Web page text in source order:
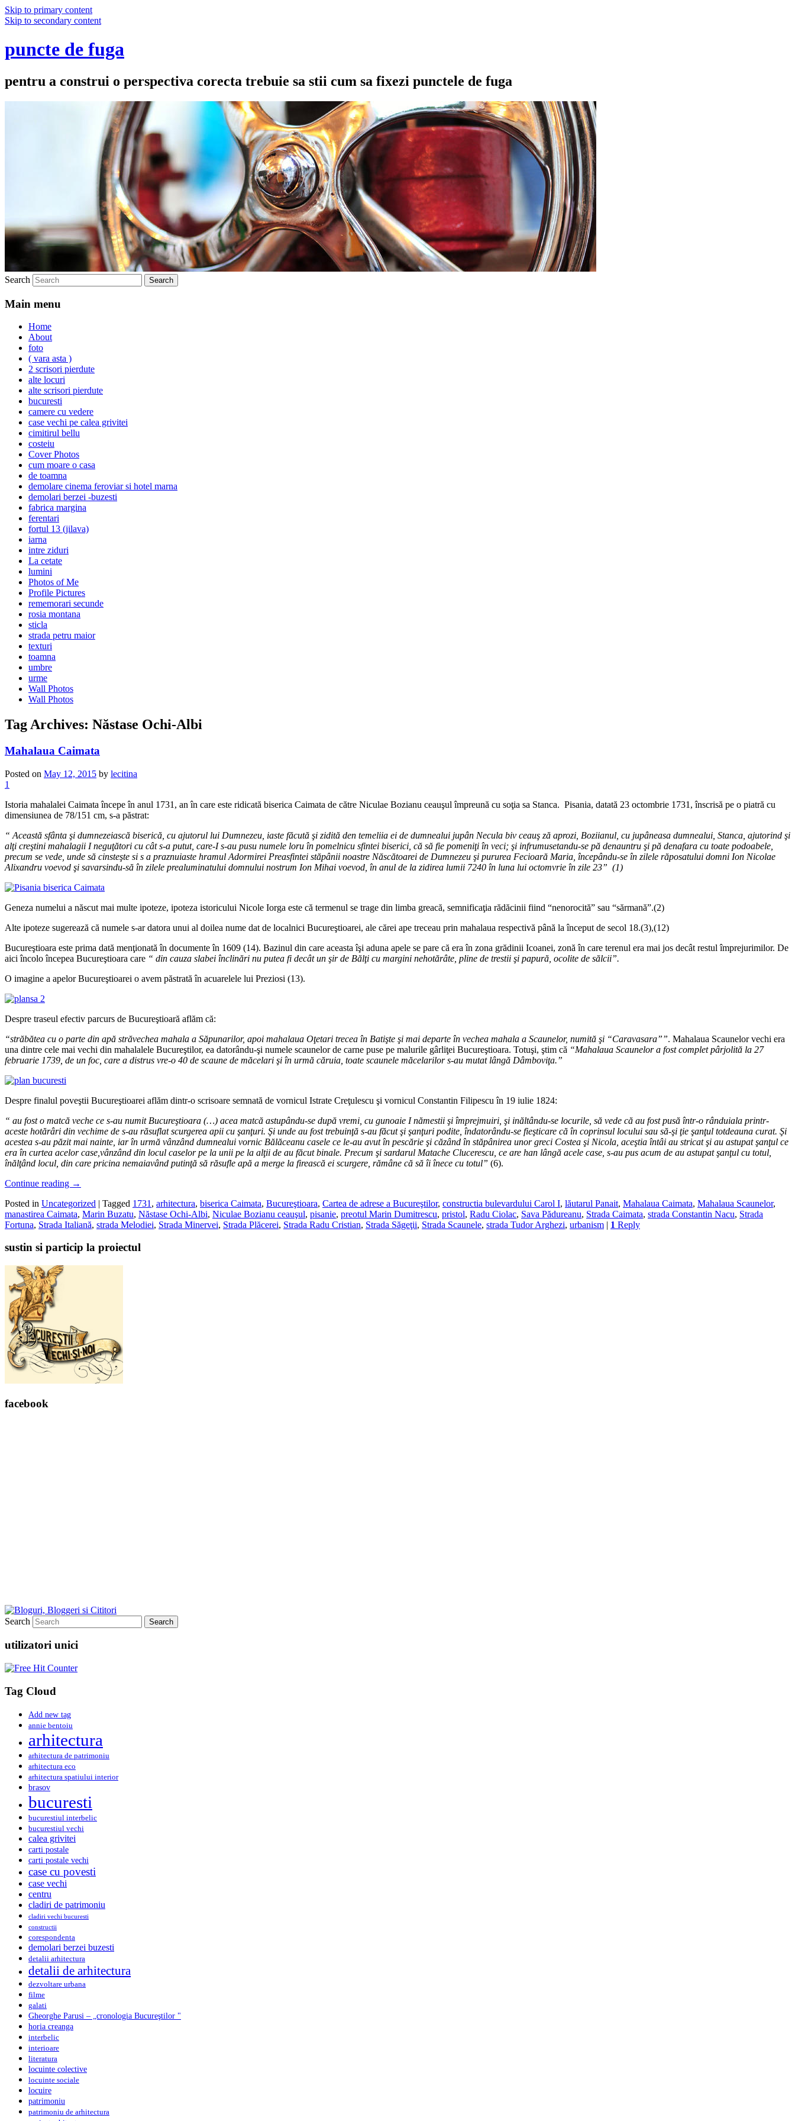
Skip to primary content
Skip to secondary content
puncte de fuga
pentru a construi o perspectiva corecta trebuie sa stii cum sa fixezi punctele de fuga
Search
Main menu
Home
About
foto
( vara asta )
2 scrisori pierdute
alte locuri
alte scrisori pierdute
bucuresti
camere cu vedere
case vechi pe calea grivitei
cimitirul bellu
costeiu
Cover Photos
cum moare o casa
de toamna
demolare cinema feroviar si hotel marna
demolari berzei -buzesti
fabrica margina
ferentari
fortul 13 (jilava)
iarna
intre ziduri
La cetate
lumini
Photos of Me
Profile Pictures
rememorari secunde
rosia montana
sticla
strada petru maior
texturi
toamna
umbre
urme
Wall Photos
Wall Photos
Tag Archives: Năstase Ochi-Albi
Mahalaua Caimata
Posted on May 12, 2015 by lecitina
1
Istoria mahalalei Caimata începe în anul 1731, an în care este ridicată biserica Caimata de către Niculae Bozianu ceauşul împreună cu soţia sa Stanca. Pisania, datată 23 octombrie 1731, înscrisă pe o piatră cu
dimensiunea de 78/151 cm, s-a păstrat:
“ Această sfânta şi dumnezeiască biserică, cu ajutorul lui Dumnezeu, iaste făcută şi zidită den temeliia ei de dumnealui jupân Necula biv ceauş ză aprozi, Boziianul, cu jupâneasa dumnealui, Stanca, ajutorind şi
alţi creştini mahalagii I neguţători cu cât s-a putut, care-I s-au pusu numele loru în pomelnicu sfintei biserici, că să fie pomeniţi în veci; şi infrumusetandu-se pă denauntru şi pă denafara cu toate podoabele,
precum se vede, unde să cinsteşte si s a praznuiaste hramul Adormirei Preasfintei stăpânii noastre Născătoarei de Dumnezeu şi pururea Fecioară Maria, începându-se în zilele răposatului domni Ion Nicolae
Alixandru voevod şi savarsindu-să în zilele prealuminatului domnului nostrum Ion Mihai voevod, în anul de la zidirea lumii 7240 în luna lui octomvrie în zile 23” (1)
Geneza numelui a născut mai multe ipoteze, ipoteza istoricului Nicole Iorga este că termenul se trage din limba greacă, semnificaţia rădăcinii fiind “nenorocită” sau “sărmană”.(2)
Alte ipoteze sugerează că numele s-ar datora unui al doilea nume dat de localnici Bucureştioarei, ale cărei ape treceau prin mahalaua respectivă până la început de secol 18.(3),(12)
Bucureştioara este prima dată menţionată în documente în 1609 (14). Bazinul din care aceasta îşi aduna apele se pare că era în zona grădinii Icoanei, zonă în care terenul era mai jos decât restul împrejurimilor. De
aici încolo începea Bucureştioara care “ din cauza slabei înclinări nu putea fi decât un şir de Bălţi cu margini nehotărâte, pline de trestii şi papură, ocolite de sălcii”.
O imagine a apelor Bucureştioarei o avem păstrată în acuarelele lui Preziosi (13).
Despre traseul efectiv parcurs de Bucureştioară aflăm că:
“străbătea cu o parte din apă străvechea mahala a Săpunarilor, apoi mahalaua Oţetari trecea în Batişte şi mai departe în vechea mahala a Scaunelor, numită şi “Caravasara””. Mahalaua Scaunelor vechi era
una dintre cele mai vechi din mahalalele Bucureştilor, ea datorându-şi numele scaunelor de carne puse pe malurile gârliţei Bucureştioara. Totuşi, ştim că “Mahalaua Scaunelor a fost complet pârjolită la 27
februarie 1739, de un foc, care a distrus vre-o 40 de scaune de măcelari şi în urmă căruia, toate scaunele măcelarilor s-au mutat lângă Dâmboviţa.”
Despre finalul poveştii Bucureştioarei aflăm dintr-o scrisoare semnată de vornicul Istrate Creţulescu şi vornicul Constantin Filipescu în 19 iulie 1824:
“ au fost o matcă veche ce s-au numit Bucureştioara (…) acea matcă astupându-se după vremi, cu gunoaie I nămestii şi împrejmuiri, şi inăltându-se locurile, să vede că au fost pusă într-o rânduiala printr-
aceste hotărâri din vechime de s-au răsuflat scurgerea apii cu şanţuri. Şi unde au fost trebuinţă s-au făcut şi şanţuri podite, îndatorându-se fieşticare că în coprinsul locului sau să-şi ţie şanţul totdeauna curat. Şi
acestea s-au păzit mai nainte, iar în urmă vânzând dumnealui vornic Bălăceanu casele ce le-au avut în pescărie şi căzând în stăpânirea unor greci Costea şi Nicola, aceştia întâi au stricat şi au astupat şanţul ce
era în curtea acelor case,vânzând din locul caselor pe la unii pe la alţii de au făcut binale. Precum şi sardarul Matache Clucerescu, ce are han lângă acele case, s-au pus acum de au astupat şanţul cu totul,
înălţând locul, din care pricina nemaiavând putinţă să răsufle apă a merge la firească ei scurgere, rămâne că să îi înece cu totul” (6).
Continue reading →
Posted in Uncategorized | Tagged 1731 , arhitectura, biserica Caimata, Bucureştioara, Cartea de adrese a Bucureştilor, constructia bulevardului Carol I, lăutarul Panait, Mahalaua Caimata, Mahalaua Scaunelor,
manastirea Caimata, Marin Buzatu, Năstase Ochi-Albi, Niculae Bozianu ceauşul, pisanie, preotul Marin Dumitrescu, pristol, Radu Ciolac, Sava Pădureanu, Strada Caimata, strada Constantin Nacu, Strada
Fortuna, Strada Italiană, strada Melodiei, Strada Minervei, Strada Plăcerei, Strada Radu Cristian, Strada Săgeţii, Strada Scaunele, strada Tudor Arghezi, urbanism | 1 Reply
sustin si particip la proiectul
facebook
Search
utilizatori unici
Tag Cloud
Add new tag
annie bentoiu
arhitectura
arhitectura de patrimoniu
arhitectura eco
arhitectura spatiului interior
brasov
bucuresti
bucurestiul interbelic
bucurestiul vechi
calea grivitei
carti postale
carti postale vechi
case cu povesti
case vechi
centru
cladiri de patrimoniu
cladiri vechi bucuresti
constructii
corespondenta
demolari berzei buzesti
detalii arhitectura
detalii de arhitectura
dezvoltare urbana
filme
galati
Gheorghe Parusi – „cronologia Bucureştilor "
horia creanga
interbelic
interioare
literatura
locuinte colective
locuinte sociale
locuire
patrimoniu
patrimoniu de arhitectura